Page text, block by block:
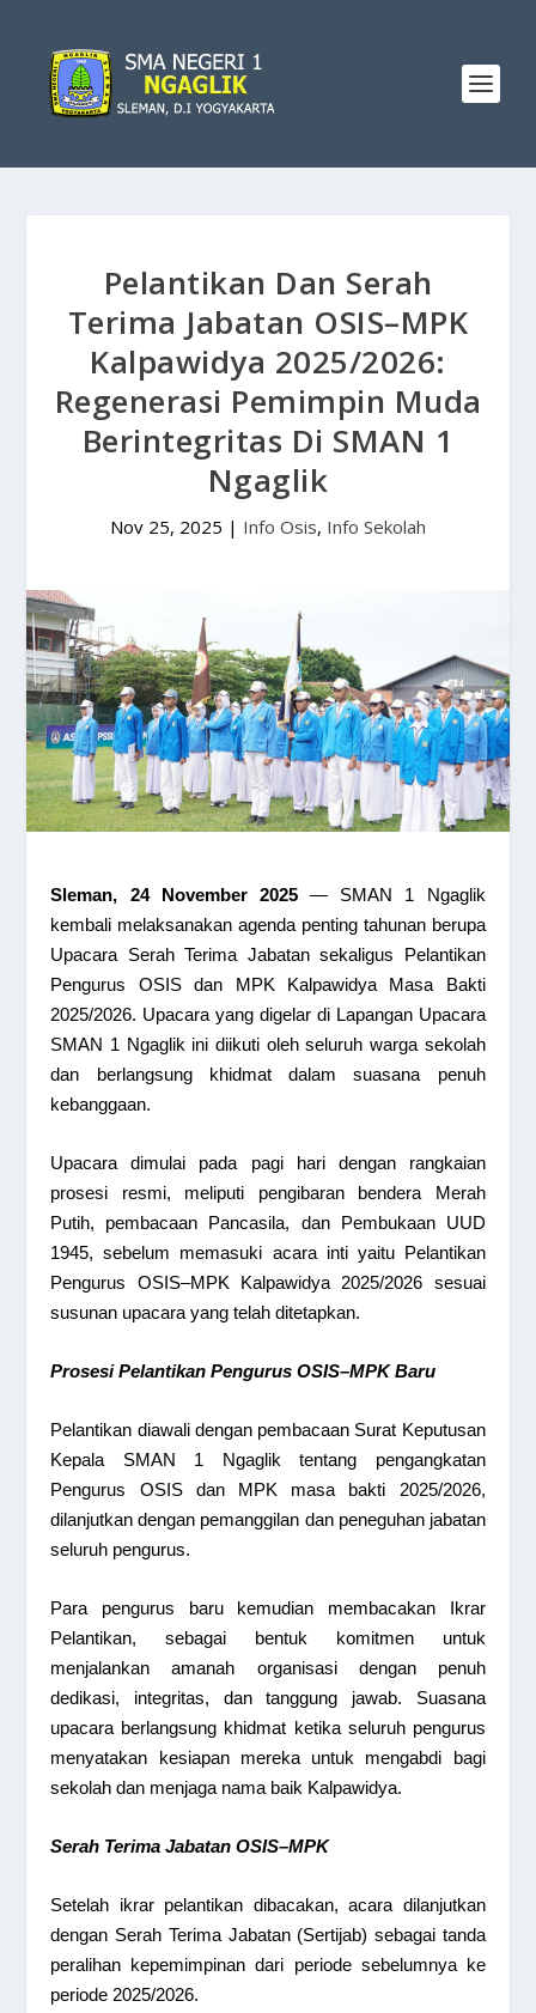
Pelantikan Dan Serah
Terima Jabatan OSIS–MPK
Kalpawidya 2025/2026:
Regenerasi Pemimpin Muda
Berintegritas Di SMAN 1
Ngaglik
Nov 25, 2025 | Info Osis, Info Sekolah
Sleman, 24 November 2025— SMAN 1 Ngaglik
kembali melaksanakan agenda penting tahunan berupa
Upacara Serah Terima Jabatan sekaligus Pelantikan
Pengurus OSIS dan MPK Kalpawidya Masa Bakti
2025/2026. Upacara yang digelar di Lapangan Upacara
SMAN 1 Ngaglik ini diikuti oleh seluruh warga sekolah
dan berlangsung khidmat dalam suasana penuh
kebanggaan.
Upacara dimulai pada pagi hari dengan rangkaian
prosesi resmi, meliputi pengibaran bendera Merah
Putih, pembacaan Pancasila, dan Pembukaan UUD
1945, sebelum memasuki acara inti yaitu Pelantikan
Pengurus OSIS–MPK Kalpawidya 2025/2026 sesuai
susunan upacara yang telah ditetapkan.
Prosesi Pelantikan Pengurus OSIS–MPK Baru
Pelantikan diawali dengan pembacaan Surat Keputusan
Kepala SMAN 1 Ngaglik tentang pengangkatan
Pengurus OSIS dan MPK masa bakti 2025/2026,
dilanjutkan dengan pemanggilan dan peneguhan jabatan
seluruh pengurus.
Para pengurus baru kemudian membacakan Ikrar
Pelantikan, sebagai bentuk komitmen untuk
menjalankan amanah organisasi dengan penuh
dedikasi, integritas, dan tanggung jawab. Suasana
upacara berlangsung khidmat ketika seluruh pengurus
menyatakan kesiapan mereka untuk mengabdi bagi
sekolah dan menjaga nama baik Kalpawidya.
Serah Terima Jabatan OSIS–MPK
Setelah ikrar pelantikan dibacakan, acara dilanjutkan
dengan Serah Terima Jabatan (Sertijab) sebagai tanda
peralihan kepemimpinan dari periode sebelumnya ke
periode 2025/2026.